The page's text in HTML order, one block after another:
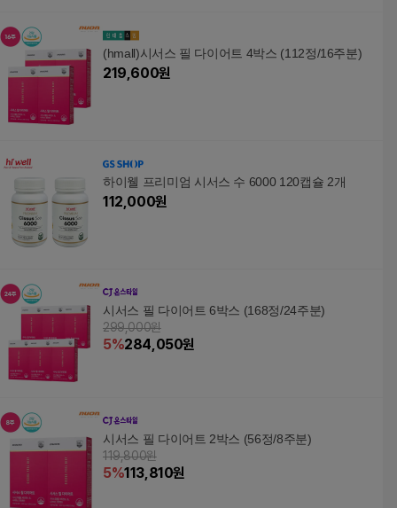
(hmall)시서스 필 다이어트 4박스 (112정/16주분)
219,600원
하이웰 프리미엄 시서스 수 6000 120캡슐 2개
112,000원
시서스 필 다이어트 6박스 (168정/24주분)
299,000원
5%284,050원
시서스 필 다이어트 2박스 (56정/8주분)
119,800원
5%113,810원